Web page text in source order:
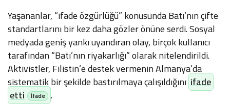
Yaşananlar, “ifade özgürlüğü” konusunda Batı’nın çifte
standartlarını bir kez daha gözler önüne serdi. Sosyal
medyada geniş yankı uyandıran olay, birçok kullanıcı
tarafından “Batı’nın riyakarlığı” olarak nitelendirildi.
Aktivistler, Filistin’e destek vermenin Almanya’da
sistematik bir şekilde bastırılmaya çalışıldığını ifade
etti
.